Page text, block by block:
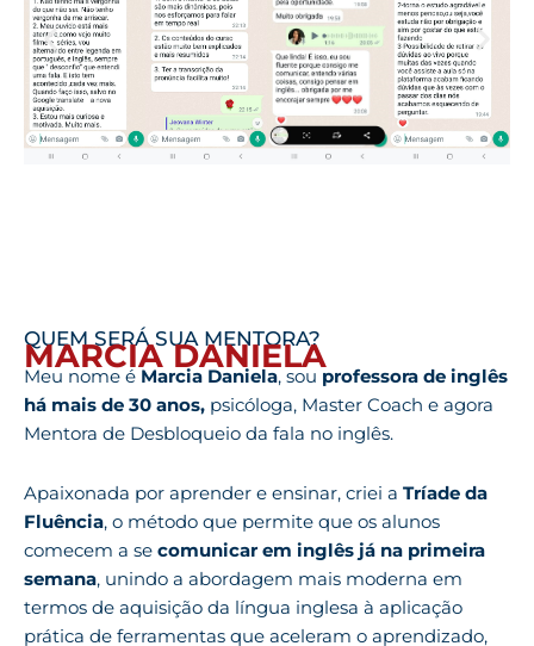
QUEM SERÁ SUA MENTORA?
MARCIA DANIELA
Meu nome é Marcia Daniela, sou professora de inglês
há mais de 30 anos, psicóloga, Master Coach e agora
Mentora de Desbloqueio da fala no inglês.
Apaixonada por aprender e ensinar, criei a Tríade da
Fluência, o método que permite que os alunos
comecem a se comunicar em inglês já na primeira
semana, unindo a abordagem mais moderna em
termos de aquisição da língua inglesa à aplicação
prática de ferramentas que aceleram o aprendizado,